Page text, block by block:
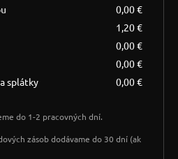
0,00 €
1,20 €
0,00 €
0,00 €
splátky
0,00 €
do 1-2 pracovných dní.
zásob dodávame do 30 dní (ak